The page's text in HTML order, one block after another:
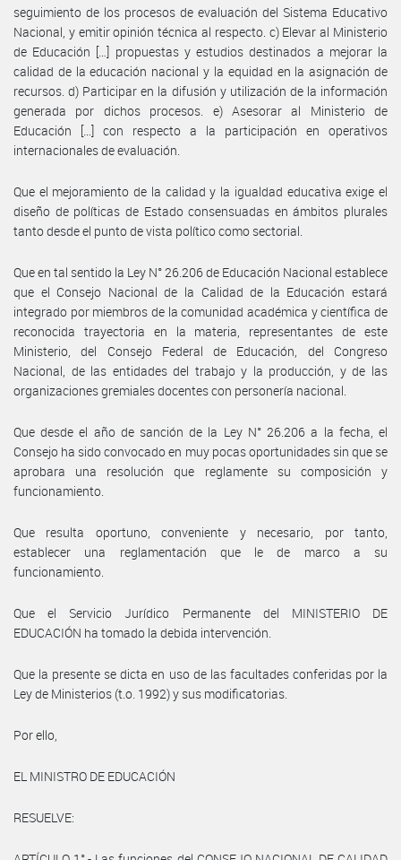
seguimiento de los procesos de evaluación del Sistema Educativo
Nacional, y emitir opinión técnica al respecto. c) Elevar al Ministerio
de Educación […] propuestas y estudios destinados a mejorar la
calidad de la educación nacional y la equidad en la asignación de
recursos. d) Participar en la difusión y utilización de la información
generada por dichos procesos. e) Asesorar al Ministerio de
Educación […] con respecto a la participación en operativos
internacionales de evaluación.
Que el mejoramiento de la calidad y la igualdad educativa exige el
diseño de políticas de Estado consensuadas en ámbitos plurales
tanto desde el punto de vista político como sectorial.
Que en tal sentido la Ley N° 26.206 de Educación Nacional establece
que el Consejo Nacional de la Calidad de la Educación estará
integrado por miembros de la comunidad académica y científica de
reconocida trayectoria en la materia, representantes de este
Ministerio, del Consejo Federal de Educación, del Congreso
Nacional, de las entidades del trabajo y la producción, y de las
organizaciones gremiales docentes con personería nacional.
Que desde el año de sanción de la Ley N° 26.206 a la fecha, el
Consejo ha sido convocado en muy pocas oportunidades sin que se
aprobara una resolución que reglamente su composición y
funcionamiento.
Que resulta oportuno, conveniente y necesario, por tanto,
establecer una reglamentación que le de marco a su
funcionamiento.
Que el Servicio Jurídico Permanente del MINISTERIO DE
EDUCACIÓN ha tomado la debida intervención.
Que la presente se dicta en uso de las facultades conferidas por la
Ley de Ministerios (t.o. 1992) y sus modificatorias.
Por ello,
EL MINISTRO DE EDUCACIÓN
RESUELVE: